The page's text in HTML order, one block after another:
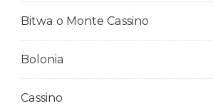
Bitwa o Monte Cassino
Bolonia
Cassino